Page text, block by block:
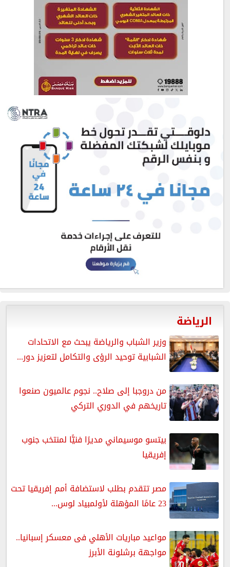
الرياضة
وزير الشباب والرياضة يبحث مع الاتحادات
الشبابية توحيد الرؤى والتكامل لتعزيز دور...
من دروجبا إلى صلاح.. نجوم عالميون صنعوا
تاريخهم في الدوري التركي
بيتسو موسيماني مديرًا فنيًّا لمنتخب جنوب
إفريقيا
مصر تتقدم بطلب لاستضافة أمم إفريقيا تحت
23 عامًا المؤهلة لأولمبياد لوس...
مواعيد مباريات الأهلي فى معسكر إسبانيا..
مواجهة برشلونة الأبرز